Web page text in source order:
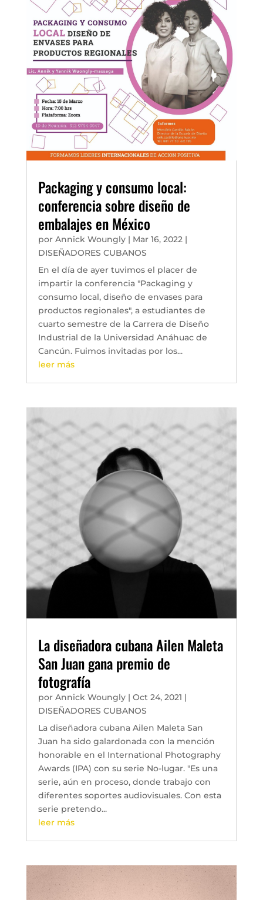
Packaging y consumo local:
conferencia sobre diseño de
embalajes en México
por Annick Woungly| Mar 16, 2022|
DISEÑADORES CUBANOS
En el día de ayer tuvimos el placer de
impartir la conferencia "Packaging y
consumo local, diseño de envases para
productos regionales", a estudiantes de
cuarto semestre de la Carrera de Diseño
Industrial de la Universidad Anáhuac de
Cancún. Fuimos invitadas por los...
leer más
La diseñadora cubana Ailen Maleta
San Juan gana premio de
fotografía
por Annick Woungly| Oct 24, 2021 |
DISEÑADORES CUBANOS
La diseñadora cubana Ailen Maleta San
Juan ha sido galardonada con la mención
honorable en el International Photography
Awards (IPA) con su serie No-lugar. "Es una
serie, aún en proceso, donde trabajo con
diferentes soportes audiovisuales. Con esta
serie pretendo...
leer más